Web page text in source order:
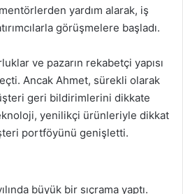
yardım alarak, iş
görüşmelere başladı.
ve pazarın rekabetçi yapısı
Ancak Ahmet, sürekli olarak
geri bildirimlerini dikkate
yenilikçi ürünleriyle dikkat
portföyünü genişletti.
büyük bir sıçrama yaptı.